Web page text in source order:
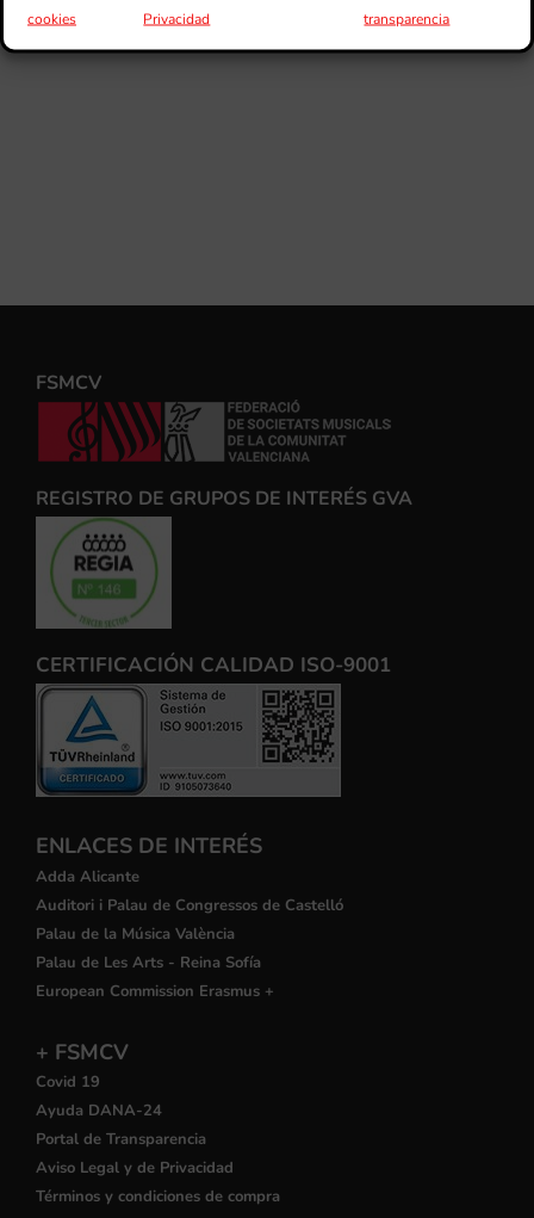
cookies
Privacidad
transparencia
FSMCV
REGISTRO DE GRUPOS DE INTERÉS GVA
CERTIFICACIÓN CALIDAD ISO-9001
ENLACES DE INTERÉS
Adda Alicante
Auditori i Palau de Congressos de Castelló
Palau de la Música València
Palau de Les Arts - Reina Sofía
European Commission Erasmus +
+ FSMCV
Covid 19
Ayuda DANA-24
Portal de Transparencia
Aviso Legal y de Privacidad
Términos y condiciones de compra